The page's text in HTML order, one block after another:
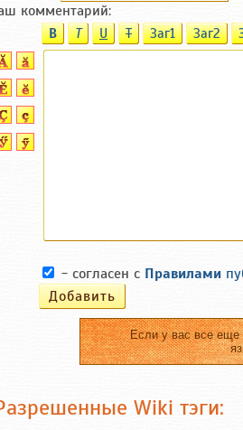
комментарий:
B T U T Заг1 Заг2
- согласен с Правилами
Если у вас все еще
Wiki тэги: